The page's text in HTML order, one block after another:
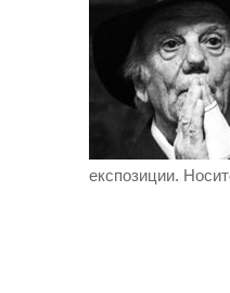
експозиции.